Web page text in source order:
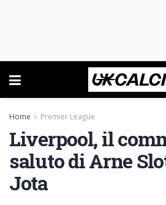
Home Premier League
Liverpool, il
saluto di Arne
Jota